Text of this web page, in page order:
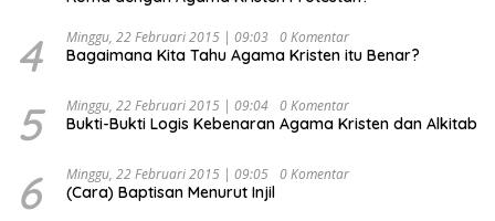
4 Minggu, 22 Februari 2015 | 09:03 0 Komentar
Bagaimana Kita Tahu Agama Kristen itu Benar?
5 Minggu, 22 Februari 2015 | 09:04 0 Komentar
Bukti-Bukti Logis Kebenaran Agama Kristen dan Alkitab
6 Minggu, 22 Februari 2015 | 09:05 0 Komentar
(Cara) Baptisan Menurut Injil